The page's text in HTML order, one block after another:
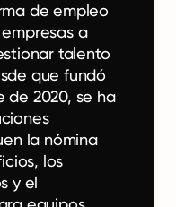
de empleo
a
talento
que fundó
de 2020, se ha
la nómina
los
y el